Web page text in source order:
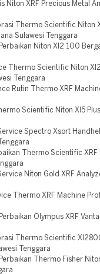
Niton XRF Precious Metal
Thermo Scientific Niton
Sulawesi Tenggara
Niton Xl2 100
Thermo Scientific Niton
Tenggara
Rutin Thermo XRF
Scientific Niton Xl5
Spectro Xsort
Thermo Scientific XRF
Niton Gold XRF
Thermo XRF Machine
Olympus XRF
Thermo Scientific
Tenggara
Thermo Fisher